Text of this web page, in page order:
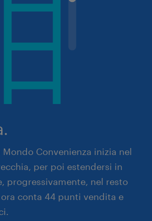
Mondo Convenienza inizia nel
per poi estendersi in
progressivamente, nel resto
ora conta 44 punti vendita e